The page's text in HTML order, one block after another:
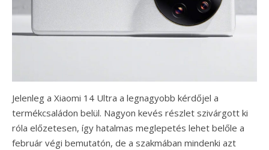
Jelenleg a Xiaomi 14 Ultra a legnagyobb kérdőjel a
termékcsaládon belül. Nagyon kevés részlet szivárgott ki
róla előzetesen, így hatalmas meglepetés lehet belőle a
február végi bemutatón, de a szakmában mindenki azt